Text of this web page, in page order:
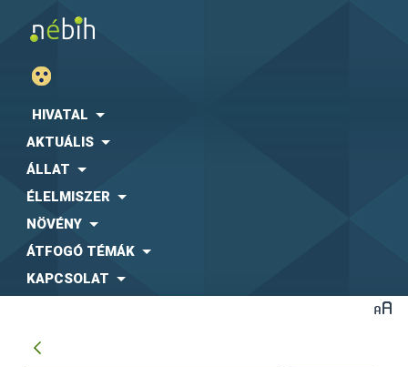
HIVATAL
AKTUÁLIS
ÁLLAT
ÉLELMISZER
NÖVÉNY
ÁTFOGÓ TÉMÁK
KAPCSOLAT